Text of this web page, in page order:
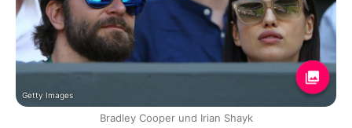
Getty Images
Bradley Cooper und Irian Shayk